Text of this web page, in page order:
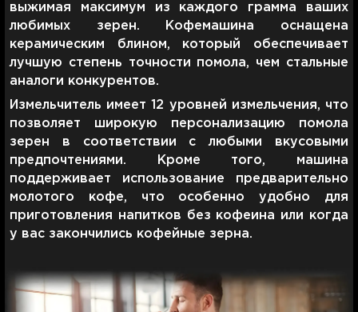
выжимая максимум из каждого грамма ваших
любимых зерен. Кофемашина оснащена
керамическим блином, который обеспечивает
лучшую степень точности помола, чем стальные
аналоги конкурентов.
Измельчитель имеет 12 уровней измельчения, что
позволяет широкую персонализацию помола
зерен в соответствии с любыми вкусовыми
предпочтениями. Кроме того, машина
поддерживает использование предварительно
молотого кофе, что особенно удобно для
приготовления напитков без кофеина или когда
у вас закончились кофейные зерна.